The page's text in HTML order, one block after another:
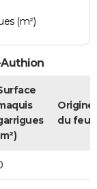
(m²)
Origine
du feu